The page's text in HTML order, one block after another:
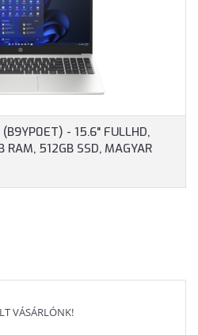
GARANCIA, EZÜST
SZÍNBEN
- 15.6" FULLHD,
RAM, 512GB SSD, MAGYAR
11 HOME, 3 ÉV GARANCIA,
VÁSÁRLÓNK!